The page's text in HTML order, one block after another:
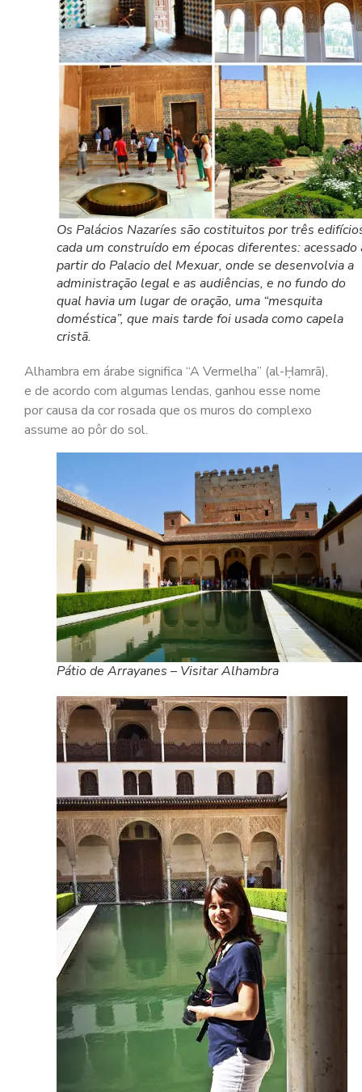
Os Palácios Nazaríes são costituitos por três
cada um construído em épocas diferentes: acessado
partir do Palacio del Mexuar, onde se desenvolvia a
administração legal e as audiências, e no fundo do
qual havia um lugar de oração, uma “mesquita
doméstica”, que mais tarde foi usada como capela
cristã.
Alhambra em árabe significa “A Vermelha” (al-Ḥamrā),
e de acordo com algumas lendas, ganhou esse nome
por causa da cor rosada que os muros do complexo
assume ao pôr do sol.
Pátio de Arrayanes – Visitar Alhambra